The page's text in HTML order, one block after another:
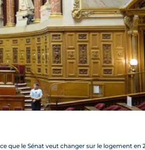
ce que le Sénat veut changer sur le logement en